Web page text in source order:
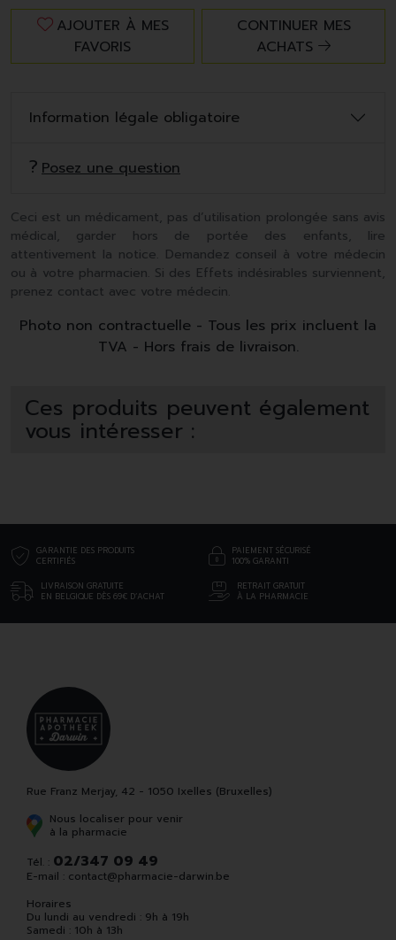
AJOUTER À MES
FAVORIS
CONTINUER MES
ACHATS
Information légale obligatoire
Posez une question
Ceci est un médicament, pas d’utilisation prolongée sans avis
médical, garder hors de portée des enfants, lire
attentivement la notice. Demandez conseil à votre médecin
ou à votre pharmacien. Si des Effets indésirables surviennent,
prenez contact avec votre médecin.
Photo non contractuelle - Tous les prix incluent la
TVA - Hors frais de livraison.
Ces produits peuvent également
vous intéresser :
GARANTIE DES PRODUITS
CERTIFIÉS
PAIEMENT SÉCURISÉ
100% GARANTI
LIVRAISON GRATUITE
EN BELGIQUE DÈS 69€ D’ACHAT
RETRAIT GRATUIT
À LA PHARMACIE
Rue Franz Merjay, 42 - 1050 Ixelles (Bruxelles)
Nous localiser pour venir
à la pharmacie
Tél. : 02/347 09 49
E-mail : contact@pharmacie-darwin.be
Horaires
Du lundi au vendredi : 9h à 19h
Samedi : 10h à 13h